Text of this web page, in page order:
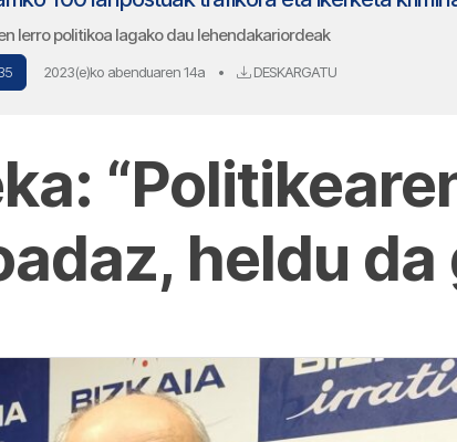
lerro politikoa lagako dau lehendakariordeak
2023(e)ko abenduaren 14a • DESKARGATU
heldu da